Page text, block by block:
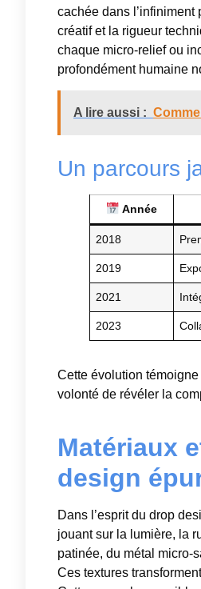
cachée dans
créatif et la rigueur
chaque micro-relief ou
profondément humaine
A lire aussi :
Un parcours
Année
2018
2019
2021
2023
Cette évolution
volonté de révéler la
Matériaux
design
Dans l’esprit du drop
jouant sur la lumière, la
patinée, du métal micro-
Ces textures